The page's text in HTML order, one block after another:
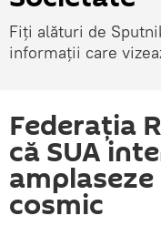
Fiți alături de
informații care
Federația
că SUA
cosmic